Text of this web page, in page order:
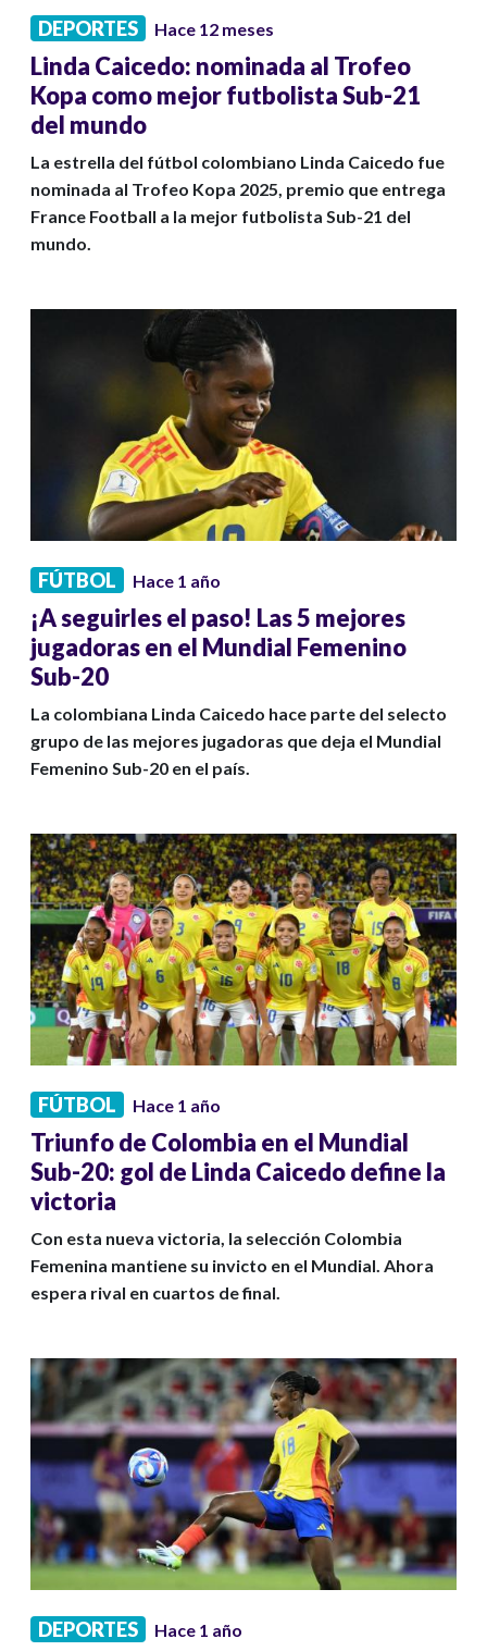
DEPORTES Hace 12 meses
Linda Caicedo: nominada al Trofeo
Kopa como mejor futbolista Sub-21
del mundo
La estrella del fútbol colombiano Linda Caicedo fue
nominada al Trofeo Kopa 2025, premio que entrega
France Football a la mejor futbolista Sub-21 del
mundo.
FÚTBOL Hace 1 año
¡A seguirles el paso! Las 5 mejores
jugadoras en el Mundial Femenino
Sub-20
La colombiana Linda Caicedo hace parte del selecto
grupo de las mejores jugadoras que deja el Mundial
Femenino Sub-20 en el país.
FÚTBOL Hace 1 año
Triunfo de Colombia en el Mundial
Sub-20: gol de Linda Caicedo define la
victoria
Con esta nueva victoria, la selección Colombia
Femenina mantiene su invicto en el Mundial. Ahora
espera rival en cuartos de final.
DEPORTES Hace 1 año